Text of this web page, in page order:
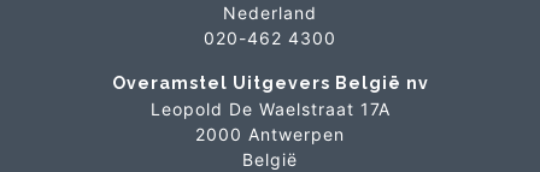
Nederland
020-462 4300
Overamstel Uitgevers België nv
Leopold De Waelstraat 17A
2000 Antwerpen
België